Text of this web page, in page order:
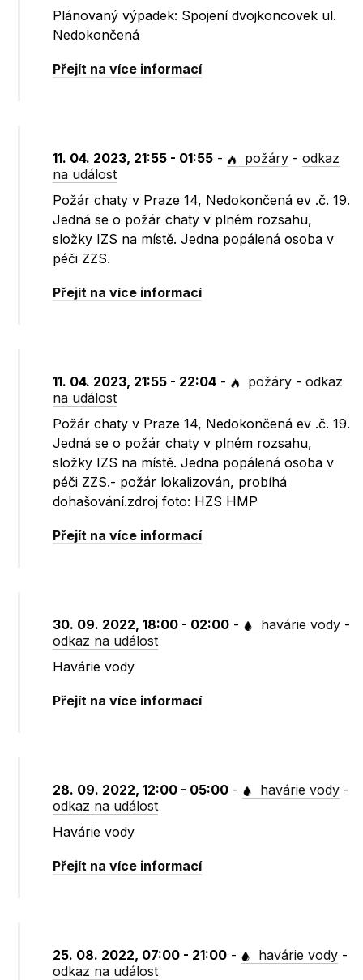
Plánovaný výpadek: Spojení dvojkoncovek ul.
Nedokončená
Přejít na více informací
11. 04. 2023, 21:55 - 01:55 - požáry -odkaz
na událost
Požár chaty v Praze 14, Nedokončená ev .č. 19.
Jedná se o požár chaty v plném rozsahu,
složky IZS na místě. Jedna popálená osoba v
péči ZZS.
Přejít na více informací
11. 04. 2023, 21:55 - 22:04 - požáry -odkaz
na událost
Požár chaty v Praze 14, Nedokončená ev .č. 19.
Jedná se o požár chaty v plném rozsahu,
složky IZS na místě. Jedna popálená osoba v
péči ZZS.- požár lokalizován, probíhá
dohašování.zdroj foto: HZS HMP
Přejít na více informací
30. 09. 2022, 18:00 - 02:00 - havárie vody -
odkaz na událost
Havárie vody
Přejít na více informací
28. 09. 2022, 12:00 - 05:00 - havárie vody -
odkaz na událost
Havárie vody
Přejít na více informací
25. 08. 2022, 07:00 - 21:00 - havárie vody -
odkaz na událost